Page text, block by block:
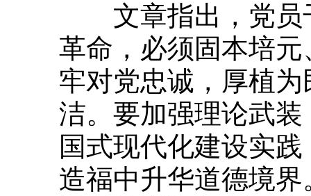
文章指出，党员
革命，必须固本培
牢对党忠诚，厚植
洁。要加强理论武
国式现代化建设实
造福中升华道德境